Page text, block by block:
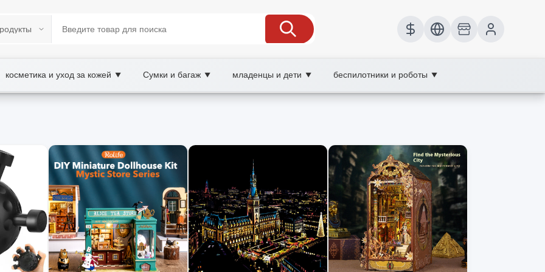
косметика и уход за кожей ▼ Сумки и багаж ▼ младенцы и дети ▼ беспилотники и роботы ▼
B2C Marketplace